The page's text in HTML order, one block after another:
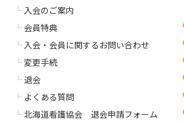
入会のご案内
会員特典
入会・会員に関するお問い合わせ
変更手続
退会
よくある質問
北海道看護協会 退会申請フォーム